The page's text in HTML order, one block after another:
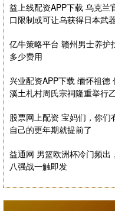
益上线配资APP下载 乌克兰
口限制或可让乌获得日本武
亿牛策略平台 赣州男士养护
多少费用
兴业配资APP下载 缅怀祖
溪土札村周氏宗祠隆重举行
股票网上配资 宝妈们，你们
自己的更年期就提前了
益通网 男篮欧洲杯冷门频出
八强战一触即发